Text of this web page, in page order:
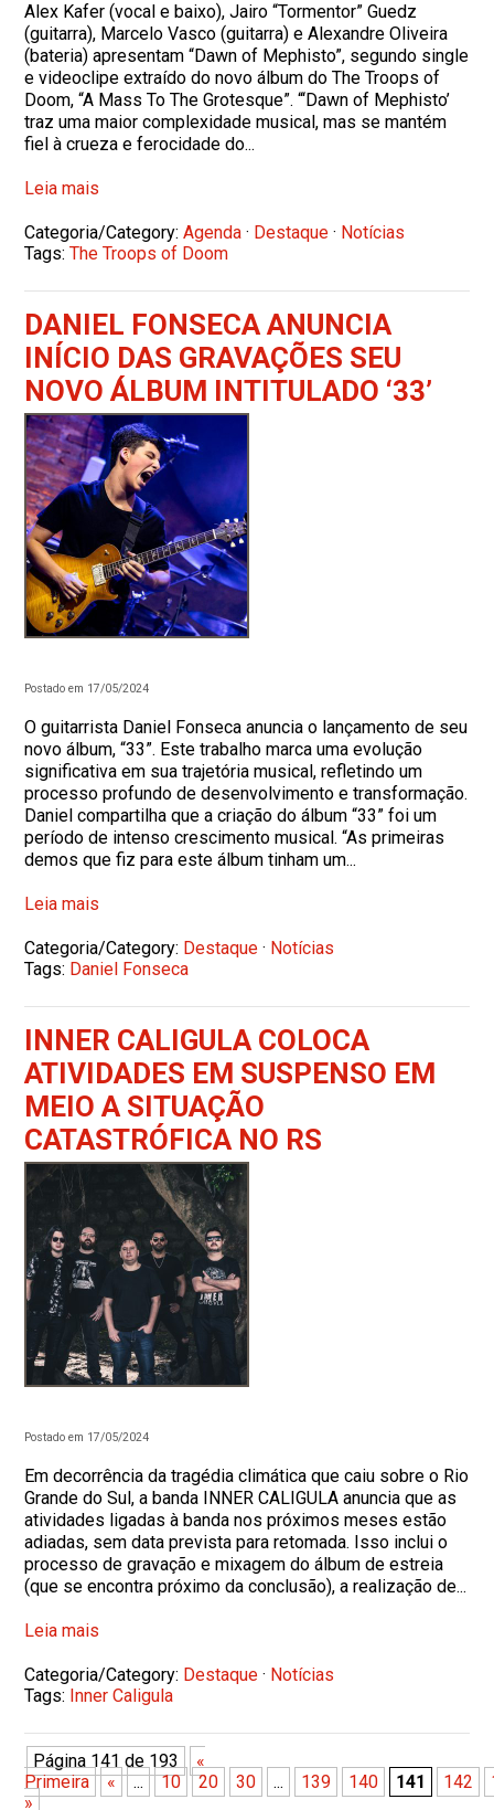
Alex Kafer (vocal e baixo), Jairo “Tormentor” Guedz
(guitarra), Marcelo Vasco (guitarra) e Alexandre Oliveira
(bateria) apresentam “Dawn of Mephisto”, segundo single
e videoclipe extraído do novo álbum do The Troops of
Doom, “A Mass To The Grotesque”. “‘Dawn of Mephisto’
traz uma maior complexidade musical, mas se mantém
fiel à crueza e ferocidade do...
Leia mais
Categoria/Category:Agenda · Destaque · Notícias
Tags:The Troops of Doom
DANIEL FONSECA ANUNCIA
INÍCIO DAS GRAVAÇÕES SEU
NOVO ÁLBUM INTITULADO ‘33’
Postado em 17/05/2024
O guitarrista Daniel Fonseca anuncia o lançamento de seu
novo álbum, “33”. Este trabalho marca uma evolução
significativa em sua trajetória musical, refletindo um
processo profundo de desenvolvimento e transformação.
Daniel compartilha que a criação do álbum “33” foi um
período de intenso crescimento musical. “As primeiras
demos que fiz para este álbum tinham um...
Leia mais
Categoria/Category: Destaque · Notícias
Tags: Daniel Fonseca
INNER CALIGULA COLOCA
ATIVIDADES EM SUSPENSO EM
MEIO A SITUAÇÃO
CATASTRÓFICA NO RS
Postado em 17/05/2024
Em decorrência da tragédia climática que caiu sobre o Rio
Grande do Sul, a banda INNER CALIGULA anuncia que as
atividades ligadas à banda nos próximos meses estão
adiadas, sem data prevista para retomada. Isso inclui o
processo de gravação e mixagem do álbum de estreia
(que se encontra próximo da conclusão), a realização de...
Leia mais
Categoria/Category: Destaque · Notícias
Tags: Inner Caligula
Página 141 de 193
«
Primeira
« ... 10 20 30 ... 139 140 141 142
»